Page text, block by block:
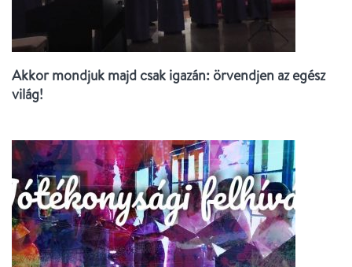
Akkor mondjuk majd csak igazán: örvendjen az egész
világ!